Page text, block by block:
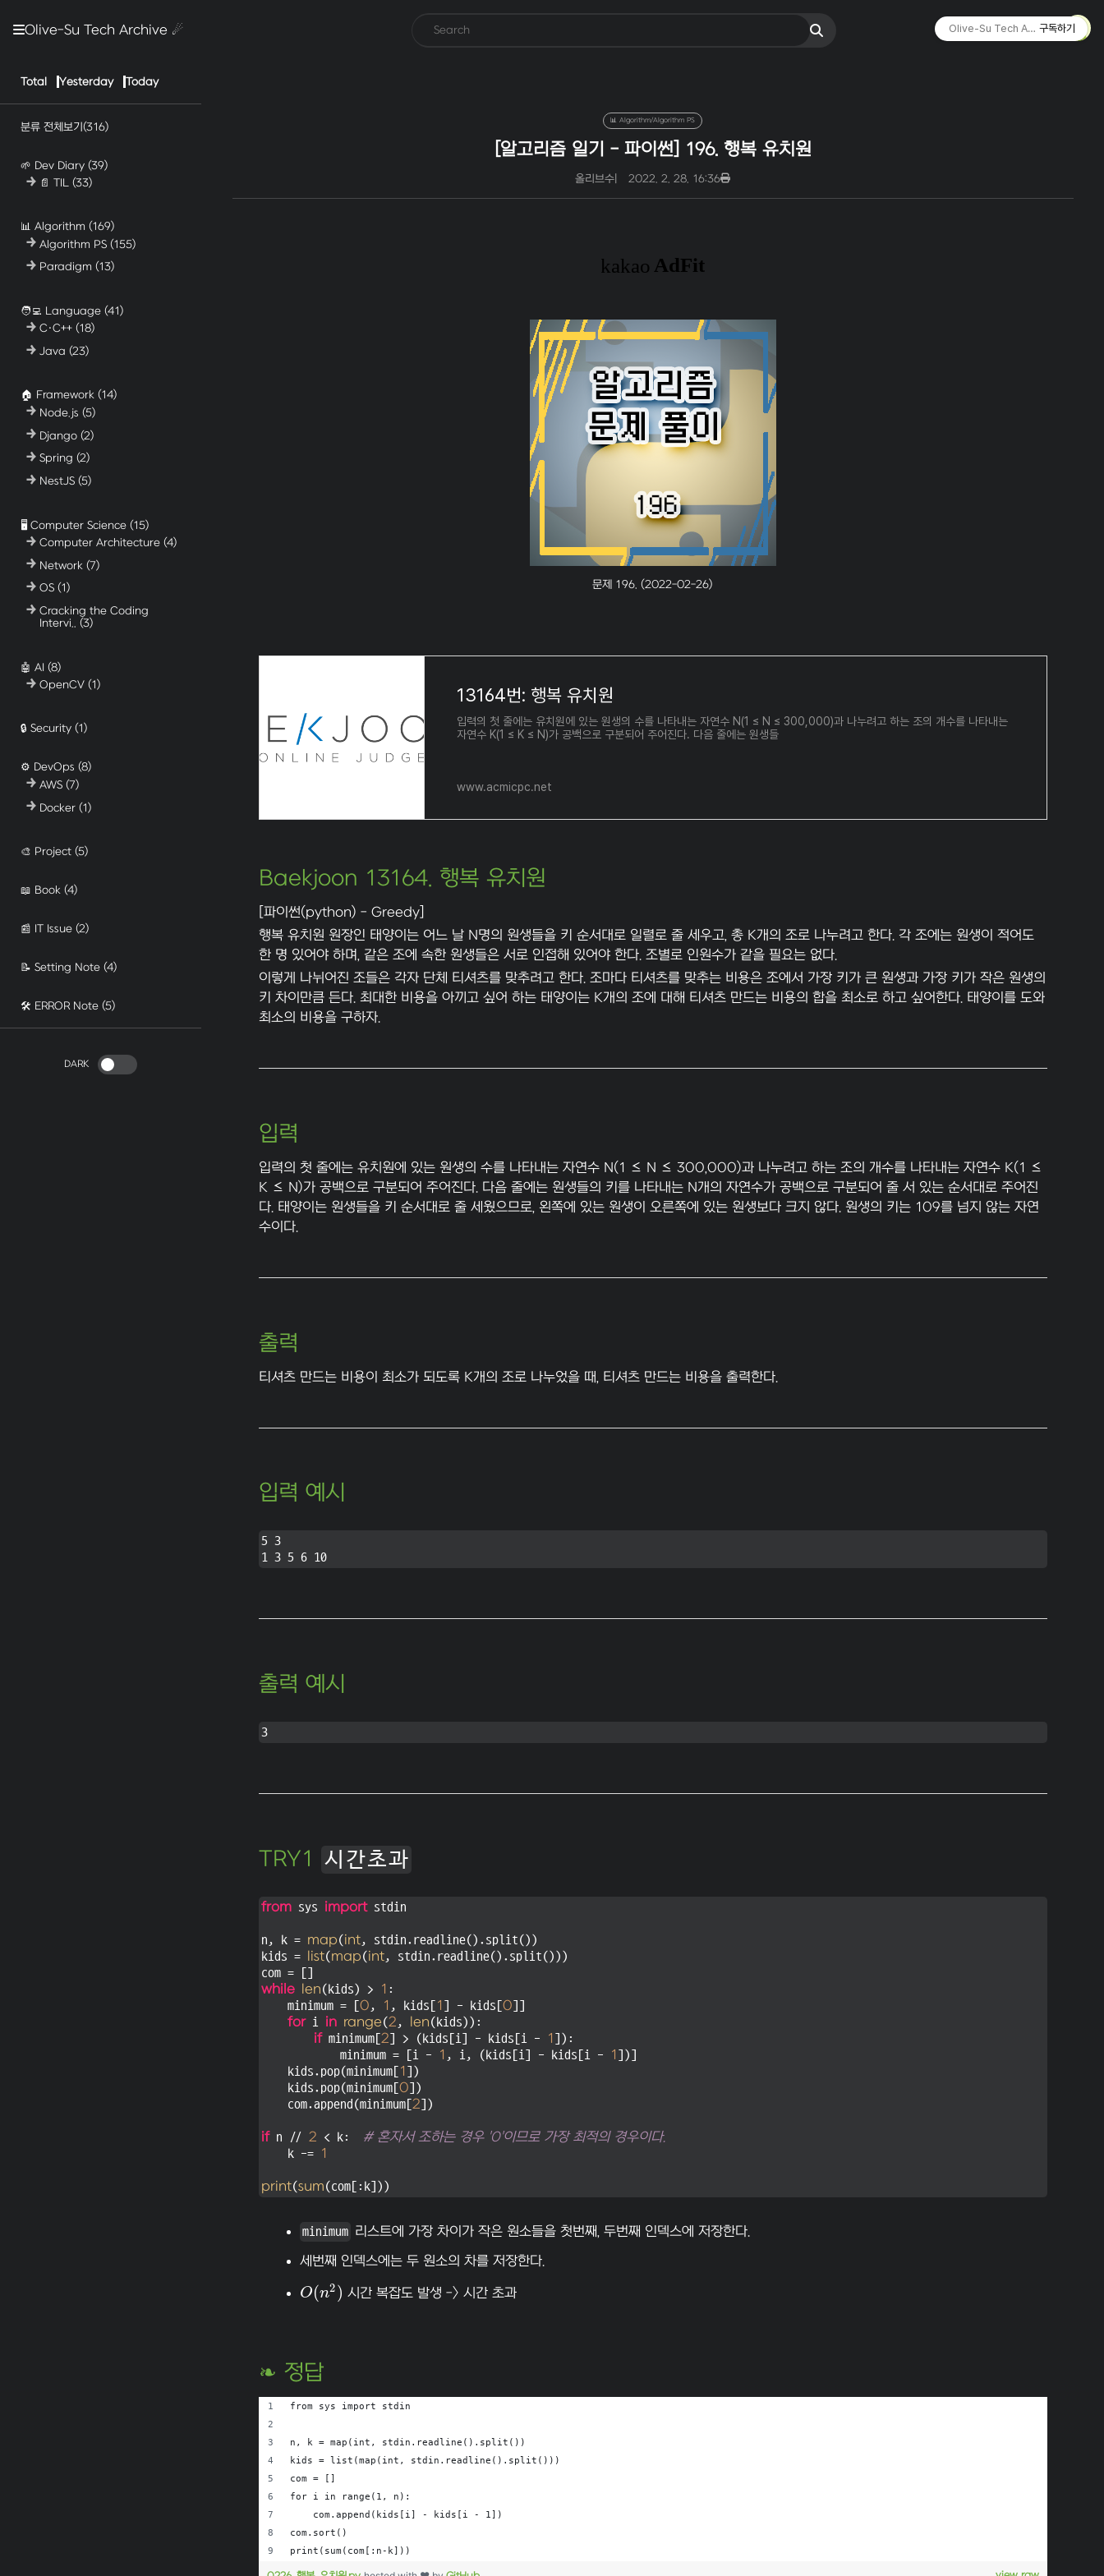
Olive-Su Tech Archive ☄︎
Total Yesterday Today
분류 전체보기(316)
🌱 Dev Diary (39)
📄 TIL(33)
📊 Algorithm (169)
Algorithm PS(155)
Paradigm(13)
🧑‍💻 Language (41)
C·C++(18)
Java(23)
🏠 Framework (14)
Node.js(5)
Django(2)
Spring(2)
NestJS(5)
🖥️ Computer Science (15)
Computer Architecture(4)
Network(7)
OS(1)
Cracking the Coding
Intervi..(3)
🤖 AI (8)
OpenCV(1)
🔒 Security (1)
⚙️ DevOps (8)
AWS(7)
Docker(1)
🎨 Project (5)
📖 Book (4)
📰 IT Issue (2)
📝 Setting Note (4)
🛠️ ERROR Note (5)
DARK
📊 Algorithm/Algorithm PS
[알고리즘 일기 - 파이썬] 196. 행복 유치원
올리브수 2022. 2. 28. 16:36
문제 196. (2022-02-26)
13164번: 행복 유치원
입력의 첫 줄에는 유치원에 있는 원생의 수를 나타내는 자연수 N(1 ≤ N ≤ 300,000)과 나누려고 하는 조의 개수를 나타내는
자연수 K(1 ≤ K ≤ N)가 공백으로 구분되어 주어진다. 다음 줄에는 원생들
www.acmicpc.net
Baekjoon 13164. 행복 유치원
[파이썬(python) - Greedy]
행복 유치원 원장인 태양이는 어느 날 N명의 원생들을 키 순서대로 일렬로 줄 세우고, 총 K개의 조로 나누려고 한다. 각 조에는 원생이 적어도
한 명 있어야 하며, 같은 조에 속한 원생들은 서로 인접해 있어야 한다. 조별로 인원수가 같을 필요는 없다.
이렇게 나뉘어진 조들은 각자 단체 티셔츠를 맞추려고 한다. 조마다 티셔츠를 맞추는 비용은 조에서 가장 키가 큰 원생과 가장 키가 작은 원생의
키 차이만큼 든다. 최대한 비용을 아끼고 싶어 하는 태양이는 K개의 조에 대해 티셔츠 만드는 비용의 합을 최소로 하고 싶어한다. 태양이를 도와
최소의 비용을 구하자.
입력
입력의 첫 줄에는 유치원에 있는 원생의 수를 나타내는 자연수 N(1 ≤ N ≤ 300,000)과 나누려고 하는 조의 개수를 나타내는 자연수 K(1 ≤
K ≤ N)가 공백으로 구분되어 주어진다. 다음 줄에는 원생들의 키를 나타내는 N개의 자연수가 공백으로 구분되어 줄 서 있는 순서대로 주어진
다. 태양이는 원생들을 키 순서대로 줄 세웠으므로, 왼쪽에 있는 원생이 오른쪽에 있는 원생보다 크지 않다. 원생의 키는 109를 넘지 않는 자연
수이다.
출력
티셔츠 만드는 비용이 최소가 되도록 K개의 조로 나누었을 때, 티셔츠 만드는 비용을 출력한다.
입력 예시
5 3
1 3 5 6 10
출력 예시
3
TRY1 시간초과
from sys import stdin
n, k = map(int, stdin.readline().split())
kids =
list(map(int, stdin.readline().split()))
while
len(kids) > 1 :
    minimum = [
0 , 1 , kids[1 ] - kids[0]]
for i in range(2 , len(kids)):
if minimum[2] > (kids[i] - kids[i - 1 ]):
            minimum = [i -
1 , i, (kids[i] - kids[i - 1 ])]
    kids.pop(minimum[
1 ])
    kids.pop(minimum[
0])
    com.append(minimum[
2])
if n // 2 < k: # 혼자서 조하는 경우 '0'이므로 가장 최적의 경우이다.
    k -=
1
print(sum(com[:k]))
minimum 리스트에 가장 차이가 작은 원소들을 첫번째, 두번째 인덱스에 저장한다.
세번째 인덱스에는 두 원소의 차를 저장한다.
O(n2)
O(n2) 시간 복잡도 발생 -> 시간 초과
❧ 정답
from sys import stdin
n, k = map(int, stdin.readline().split())
kids = list(map(int, stdin.readline().split()))
com = []
for i in range(1, n):
    com.append(kids[i] - kids[i - 1])
com.sort()
print(sum(com[:n-k]))
Olive-Su Tech Archive ☄︎
구독하기